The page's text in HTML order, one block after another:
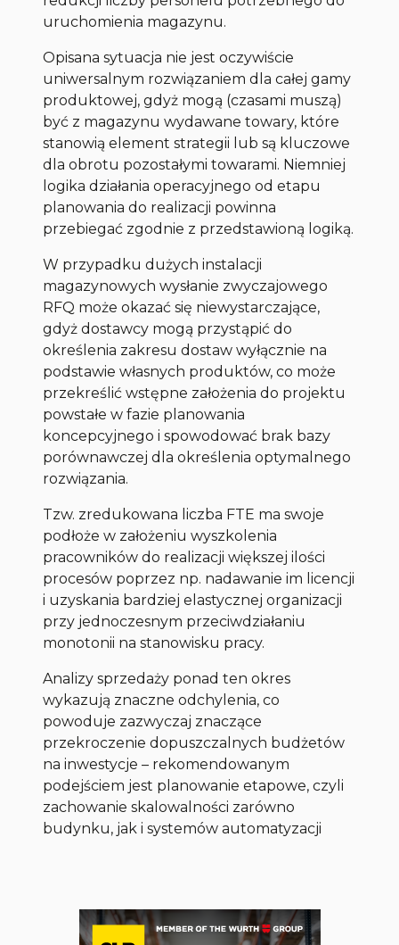
uruchomienia magazynu.
Opisana sytuacja nie jest oczywiście
uniwersalnym rozwiązaniem dla całej gamy
produktowej, gdyż mogą (czasami muszą)
być z magazynu wydawane towary, które
stanowią element strategii lub są kluczowe
dla obrotu pozostałymi towarami. Niemniej
logika działania operacyjnego od etapu
planowania do realizacji powinna
przebiegać zgodnie z przedstawioną logiką.
W przypadku dużych instalacji
magazynowych wysłanie zwyczajowego
RFQ może okazać się niewystarczające,
gdyż dostawcy mogą przystąpić do
określenia zakresu dostaw wyłącznie na
podstawie własnych produktów, co może
przekreślić wstępne założenia do projektu
powstałe w fazie planowania
koncepcyjnego i spowodować brak bazy
porównawczej dla określenia optymalnego
rozwiązania.
Tzw. zredukowana liczba FTE ma swoje
podłoże w założeniu wyszkolenia
pracowników do realizacji większej ilości
procesów poprzez np. nadawanie im licencji
i uzyskania bardziej elastycznej organizacji
przy jednoczesnym przeciwdziałaniu
monotonii na stanowisku pracy.
Analizy sprzedaży ponad ten okres
wykazują znaczne odchylenia, co
powoduje zazwyczaj znaczące
przekroczenie dopuszczalnych budżetów
na inwestycje – rekomendowanym
podejściem jest planowanie etapowe, czyli
zachowanie skalowalności zarówno
budynku, jak i systemów automatyzacji